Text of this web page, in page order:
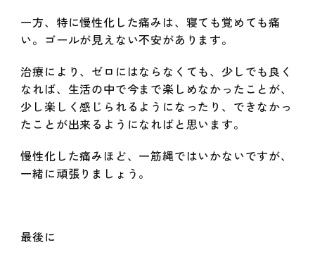
一方、特に慢性化した痛みは、寝ても覚めても痛
い。ゴールが見えない不安があります。
治療により、ゼロにはならなくても、少しでも良く
なれば、生活の中で今まで楽しめなかったことが、
少し楽しく感じられるようになったり、できなかっ
たことが出来るようになればと思います。
慢性化した痛みほど、一筋縄ではいかないですが、
一緒に頑張りましょう。
最後に